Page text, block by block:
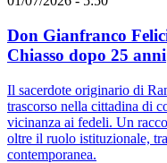
Don Gianfranco
Chiasso dopo 25 anni
Il sacerdote originario di
trascorso nella cittadina di
vicinanza ai fedeli. Un
oltre il ruolo istituzionale,
contemporanea.